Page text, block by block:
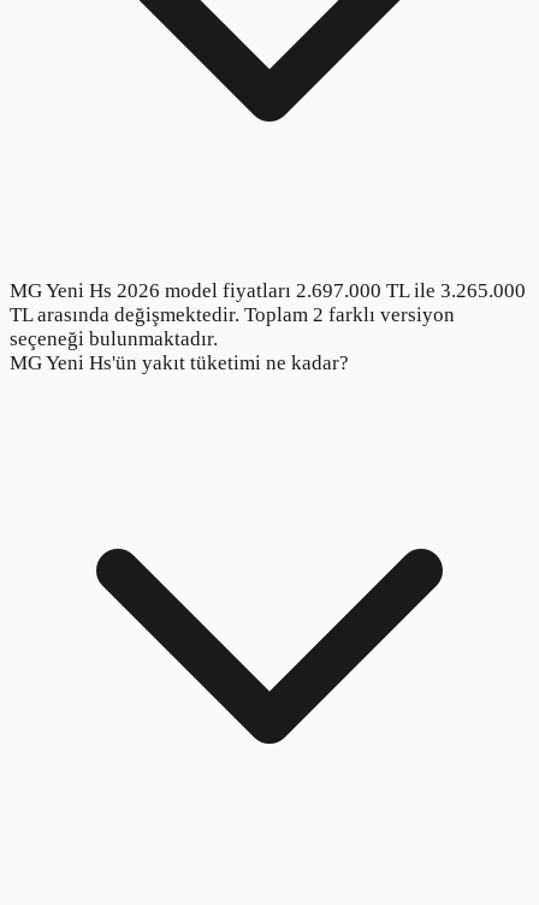
MG Yeni Hs 2026 model fiyatları 2.697.000 TL ile 3.265.000
TL arasında değişmektedir. Toplam 2 farklı versiyon
seçeneği bulunmaktadır.
MG Yeni Hs'ün yakıt tüketimi ne kadar?